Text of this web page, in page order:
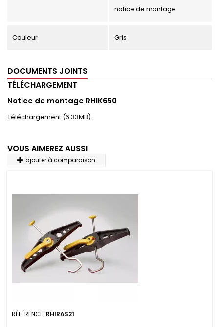
notice de montage
Couleur Gris
DOCUMENTS JOINTS
TÉLÉCHARGEMENT
Notice de montage RHIK650
Téléchargement (6.33MB)
VOUS AIMEREZ AUSSI
ajouter à comparaison
RÉFÉRENCE: RHIRAS21